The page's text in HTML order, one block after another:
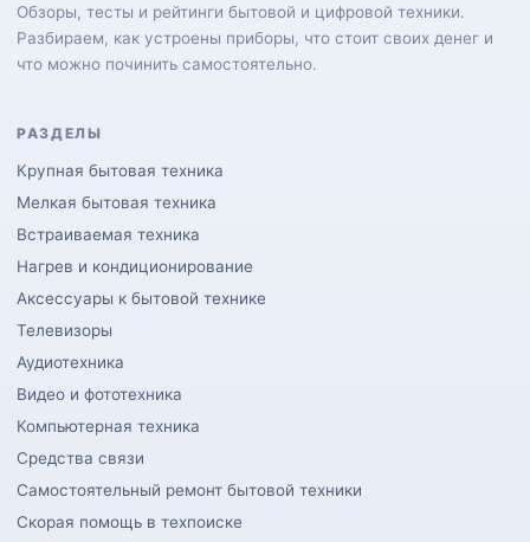
Обзоры, тесты и рейтинги бытовой и цифровой техники.
Разбираем, как устроены приборы, что стоит своих денег и
что можно починить самостоятельно.
РАЗДЕЛЫ
Крупная бытовая техника
Мелкая бытовая техника
Встраиваемая техника
Нагрев и кондиционирование
Аксессуары к бытовой технике
Телевизоры
Аудиотехника
Видео и фототехника
Компьютерная техника
Средства связи
Самостоятельный ремонт бытовой техники
Скорая помощь в техпоиске